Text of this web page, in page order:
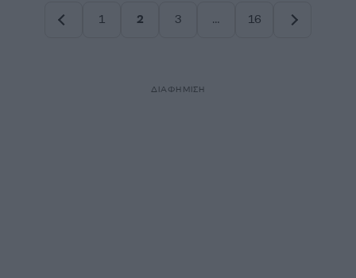
1
2
3
…
16
ΔΙΑΦΗΜΙΣΗ